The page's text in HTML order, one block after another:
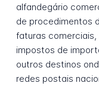
alfandegário
de procedimentos
faturas
impostos de
outros destinos
redes postais